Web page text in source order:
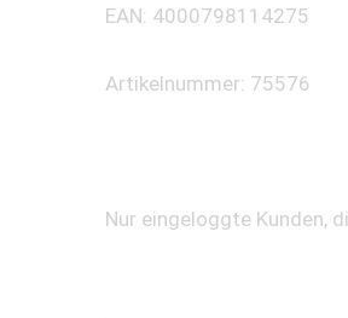
EAN: 4000798114275
Artikelnummer: 75576
Nur eingeloggte Kunden,